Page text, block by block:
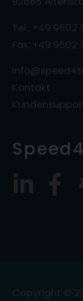
Tel.: +49
Fax: +49 9602
Kontakt
Copyright ©